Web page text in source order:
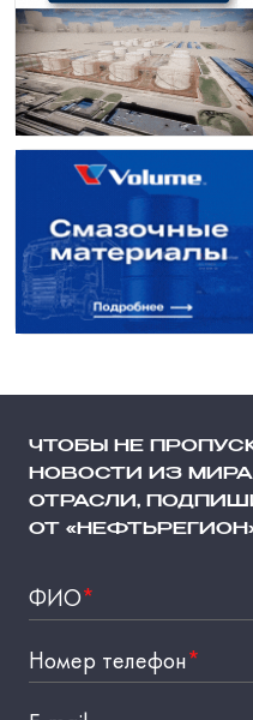
ЧТОБЫ НЕ
НОВОСТИ ИЗ
ОТРАСЛИ,
ОТ
ФИО*
Номер телефон*